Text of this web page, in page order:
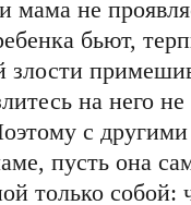
мама не
бьют,
злости
на него не
с
пусть она
только собой: